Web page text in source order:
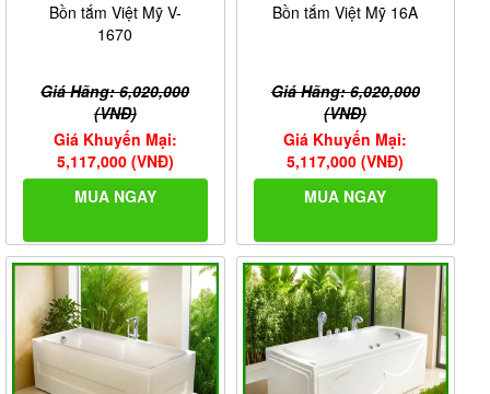
Bồn tắm Việt Mỹ V-
1670
Giá Hãng: 6,020,000
(VNĐ)
Giá Khuyến Mại:
5,117,000 (VNĐ)
MUA NGAY
Bồn tắm Việt Mỹ 16A
Giá Hãng: 6,020,000
(VNĐ)
Giá Khuyến Mại:
5,117,000 (VNĐ)
MUA NGAY